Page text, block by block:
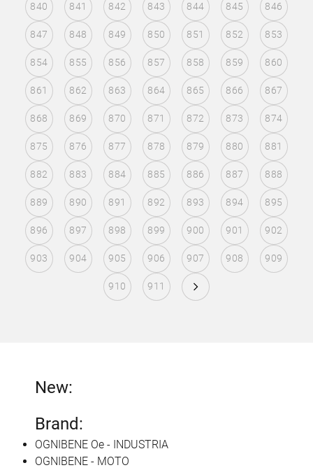
840 841 842 843 844 845 846
847 848 849 850 851 852 853
854 855 856 857 858 859 860
861 862 863 864 865 866 867
868 869 870 871 872 873 874
875 876 877 878 879 880 881
882 883 884 885 886 887 888
889 890 891 892 893 894 895
896 897 898 899 900 901 902
903 904 905 906 907 908 909
910 911
New:
Brand:
OGNIBENE Oe - INDUSTRIA
OGNIBENE - MOTO